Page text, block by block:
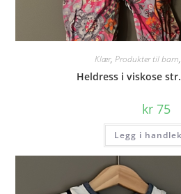
Klær, Produkter til barn,
Heldress i viskose
kr75
Legg i